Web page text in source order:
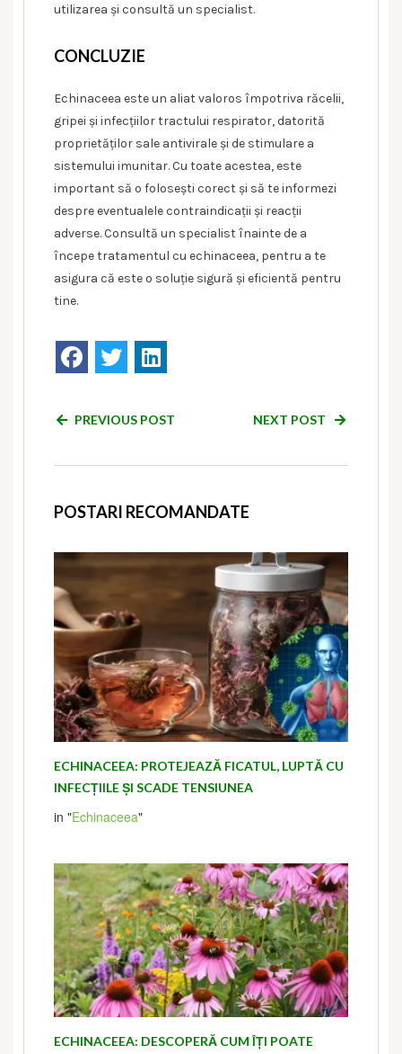
utilizarea și consultă un specialist.
CONCLUZIE
Echinaceea este un aliat valoros împotriva răcelii,
gripei și infecțiilor tractului respirator, datorită
proprietăților sale antivirale și de stimulare a
sistemului imunitar. Cu toate acestea, este
important să o folosești corect și să te informezi
despre eventualele contraindicații și reacții
adverse. Consultă un specialist înainte de a
începe tratamentul cu echinaceea, pentru a te
asigura că este o soluție sigură și eficientă pentru
tine.
PREVIOUS POST NEXT POST
POSTARI RECOMANDATE
ECHINACEEA: PROTEJEAZĂ FICATUL, LUPTĂ CU
INFECȚIILE ȘI SCADE TENSIUNEA
in "Echinaceea"
ECHINACEEA: DESCOPERĂ CUM ÎȚI POATE